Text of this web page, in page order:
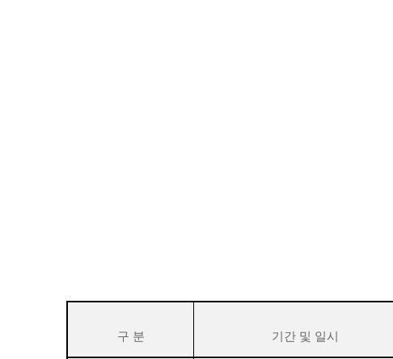
구 분 기간 및 일시